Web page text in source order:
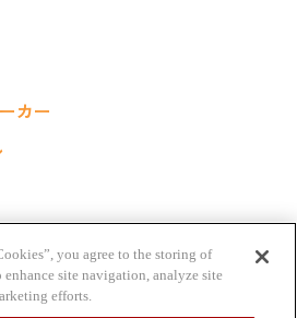
カー
you agree to the storing of
site navigation, analyze site
efforts.